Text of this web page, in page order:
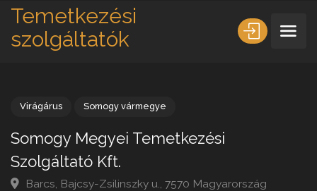
Temetkezési
szolgáltatók
Somogy Megyei Temetkezési
Szolgáltató Kft.